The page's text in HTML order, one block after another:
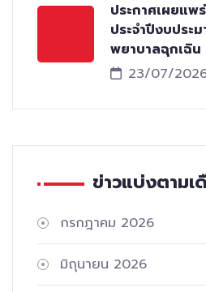
ประกาศเผยแพ
ประจำปีงบปร
พยาบาลฉุกเฉิน
23/07/
ข่าวแบ่งตามเ
กรกฎาคม 2026
มิถุนายน 2026